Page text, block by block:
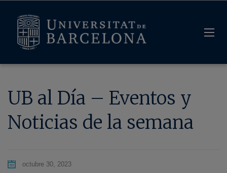
UB al Día – Eventos y
Noticias de la semana
octubre 30, 2023